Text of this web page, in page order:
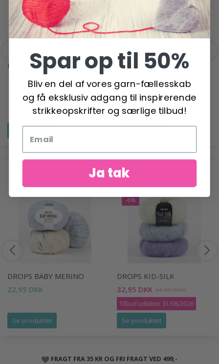
DROPS ALASKA
14,95 DKK
DROPS PARIS
12,95 DKK
DROPS BABY MERINO
22,95 DKK
Se produktet
-6%
DROPS KID-SILK
32,95 DKK 34,95 DKK
Tilbud udløber 31/08/2026
Se produktet
FRAGT FRA 35 KR OG FRI FRAGT VED 499,-
Spar op til 50%
Bliv en del af vores garn-fællesskab
og få eksklusiv adgang til inspirerende
strikkeopskrifter og særlige tilbud!
Ja tak